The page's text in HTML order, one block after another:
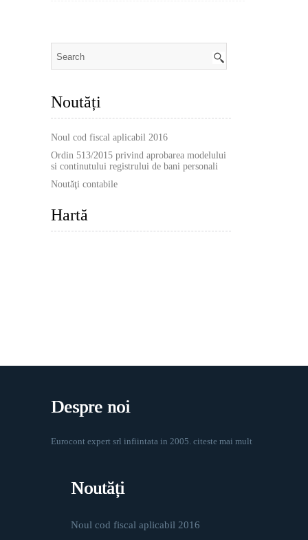
Noutăți
Noul cod fiscal aplicabil 2016
Ordin 513/2015 privind aprobarea modelului
si continutului registrului de bani personali
Noutăţi contabile
Hartă
Despre noi
Eurocont expert srl infiintata in 2005. citeste mai mult
Noutăți
Noul cod fiscal aplicabil 2016